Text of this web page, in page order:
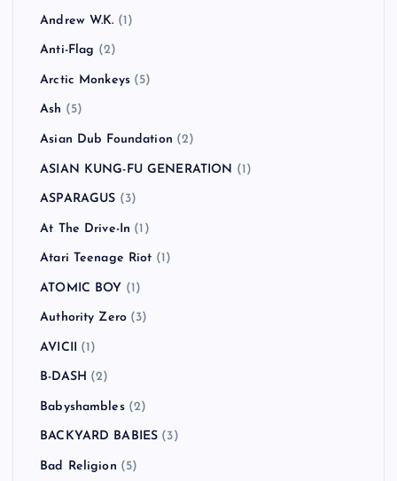
Andrew W.K. (1)
Anti-Flag (2)
Arctic Monkeys (5)
Ash (5)
Asian Dub Foundation (2)
ASIAN KUNG-FU GENERATION (1)
ASPARAGUS (3)
At The Drive-In (1)
Atari Teenage Riot (1)
ATOMIC BOY (1)
Authority Zero (3)
AVICII (1)
B-DASH (2)
Babyshambles(2)
BACKYARD BABIES (3)
Bad Religion (5)